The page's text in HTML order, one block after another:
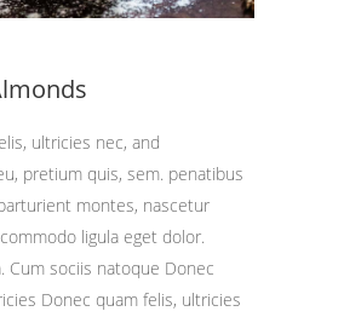
ultricies nec, and
pretium quis, sem. penatibus
montes, nascetur
ligula eget dolor.
Cum sociis natoque Donec
Donec quam felis, ultricies